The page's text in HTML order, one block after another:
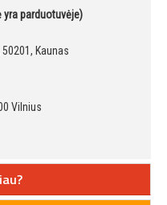
yra parduotuvėje)
Kaunas
Vilnius